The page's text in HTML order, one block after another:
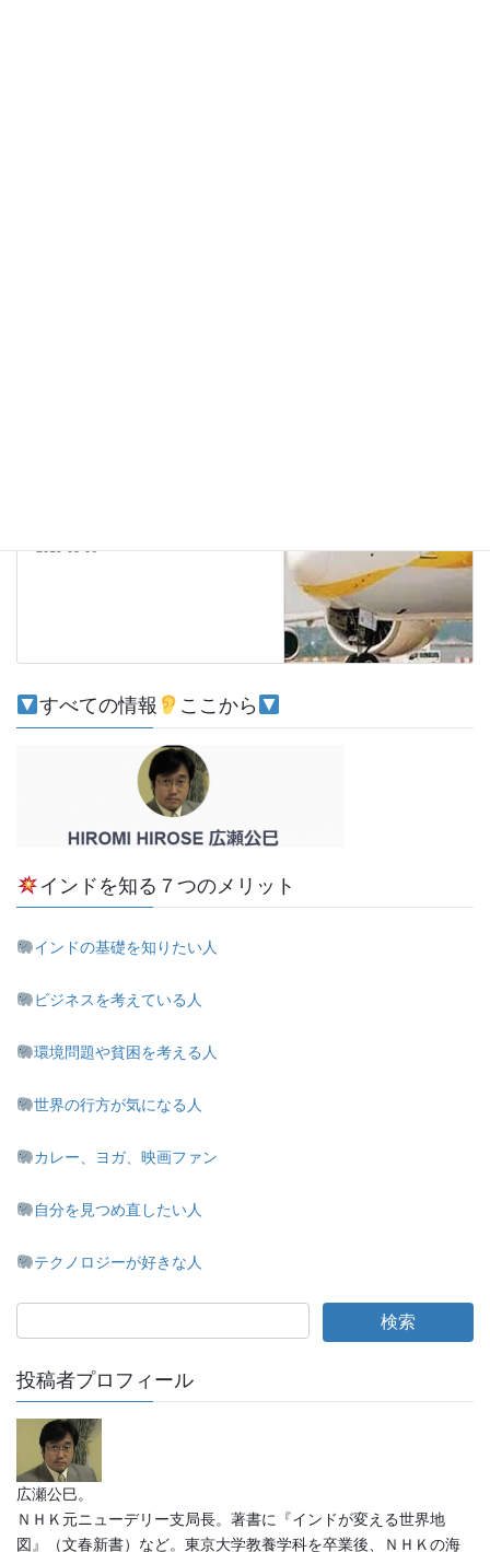
2019-05-06
すべての情報 ここから
インドを知る７つのメリット
インドの基礎を知りたい人
ビジネスを考えている人
環境問題や貧困を考える人
世界の行方が気になる人
カレー、ヨガ、映画ファン
自分を見つめ直したい人
テクノロジーが好きな人
投稿者プロフィール
広瀬公巳。
ＮＨＫ元ニューデリー支局長。著書に『インドが変える世界地
図』（文春新書）など。東京大学教養学科を卒業後、ＮＨＫの海